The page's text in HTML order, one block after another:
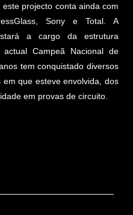
projecto conta ainda com
Sony e Total. A
a cargo da estrutura
actual Campeã Nacional de
tem conquistado diversos
que esteve envolvida, dos
em provas de circuito.